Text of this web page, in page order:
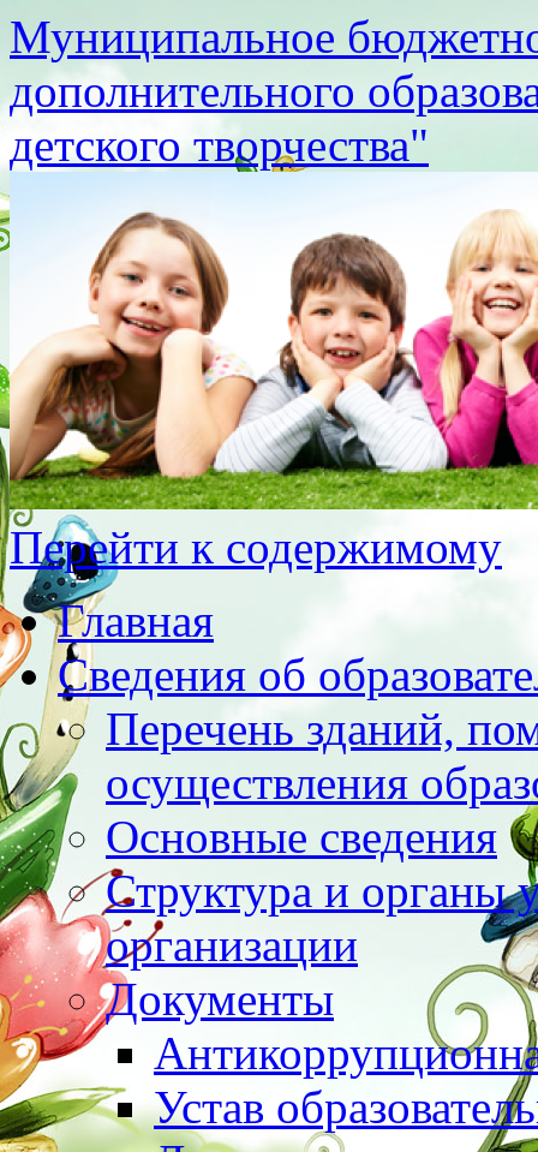
Муниципальное
дополнительного
детского творчества"
Перейти к содержимому
Главная
Сведения об
Перечень зданий,
осуществления
Основные сведения
Структура и органы
организации
Документы
Устав